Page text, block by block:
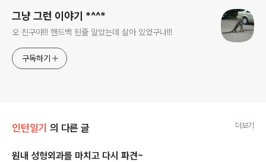
그냥 그런 이야기 *^^*
오 친구야!!! 핸드백 된줄 알았는데 살아 있었구나!!!
구독하기
인턴일기 의 다른 글 더보기
원내 성형외과를 마치고 다시 파견~